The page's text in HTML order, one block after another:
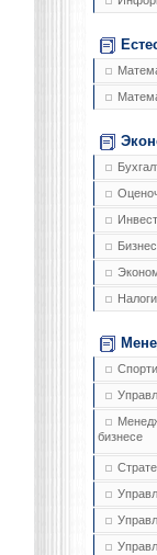
Бизнес
Налоги
бизнесе